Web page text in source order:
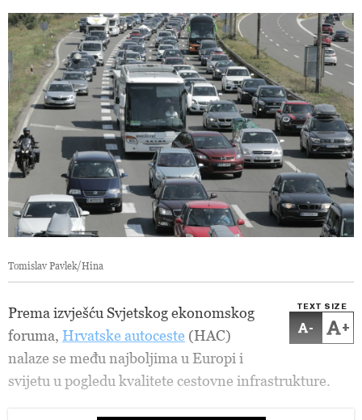
Tomislav Pavlek/Hina
TEXT SIZE
- +
Prema izvješću Svjetskog ekonomskog
foruma, Hrvatske autoceste (HAC)
nalaze se među najboljima u Europi i
svijetu u pogledu kvalitete cestovne infrastrukture.